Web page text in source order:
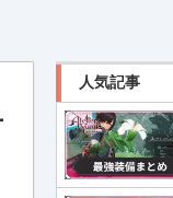
人気記事